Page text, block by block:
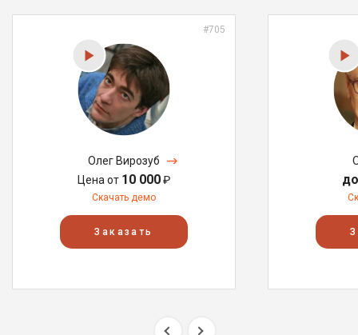
#705
Олег Вирозуб
Цена от 10 000₽
Скачать демо
Заказать